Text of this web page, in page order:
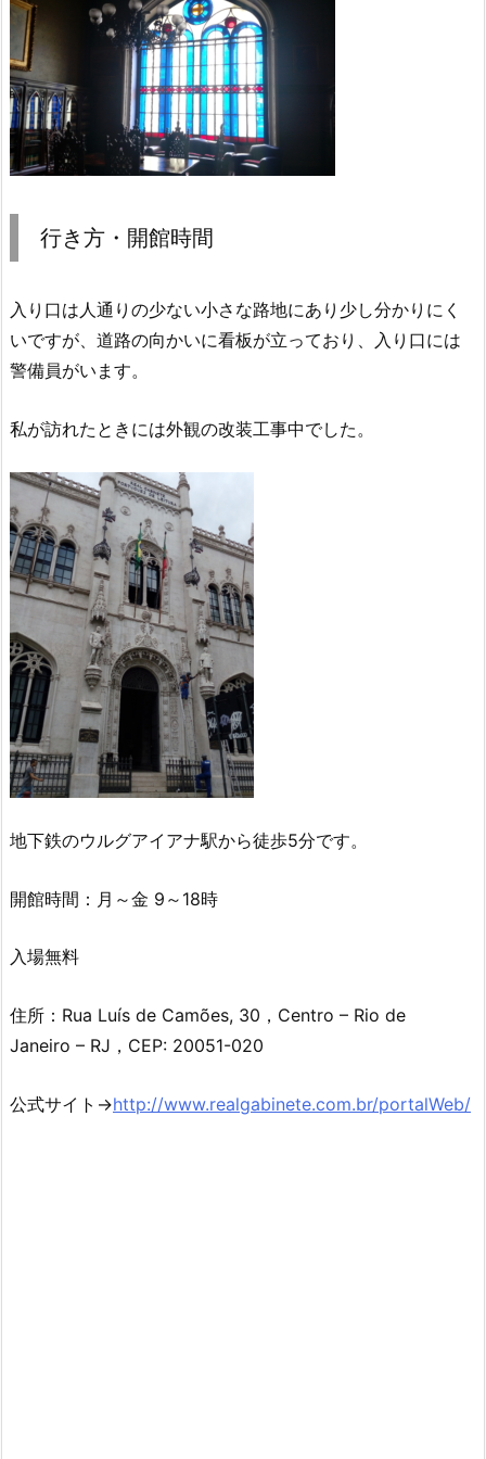
行き方・開館時間
入り口は人通りの少ない小さな路地にあり少し分かりにく
いですが、道路の向かいに看板が立っており、入り口には
警備員がいます。
私が訪れたときには外観の改装工事中でした。
地下鉄のウルグアイアナ駅から徒歩5分です。
開館時間：月～金 9～18時
入場無料
住所：Rua Luís de Camões, 30，Centro – Rio de
Janeiro – RJ，CEP: 20051-020
公式サイト→http://www.realgabinete.com.br/portalWeb/